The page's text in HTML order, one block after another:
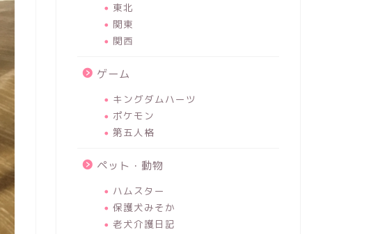
東北
関東
関西
ゲーム
キングダムハーツ
ポケモン
第五人格
ペット・動物
ハムスター
保護犬みそか
老犬介護日記